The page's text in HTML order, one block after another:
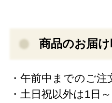
商品のお届
・午前中までのご
・土日祝以外は1日